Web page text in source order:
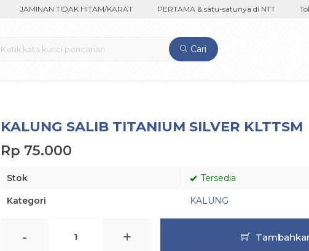
JAMINAN TIDAK HITAM/KARAT PERTAMA & satu-satunya di NTT
Cari
KALUNG SALIB TITANIUM SILVER KLTTSM
Rp 75.000
Stok Tersedia
Kategori KALUNG
- +